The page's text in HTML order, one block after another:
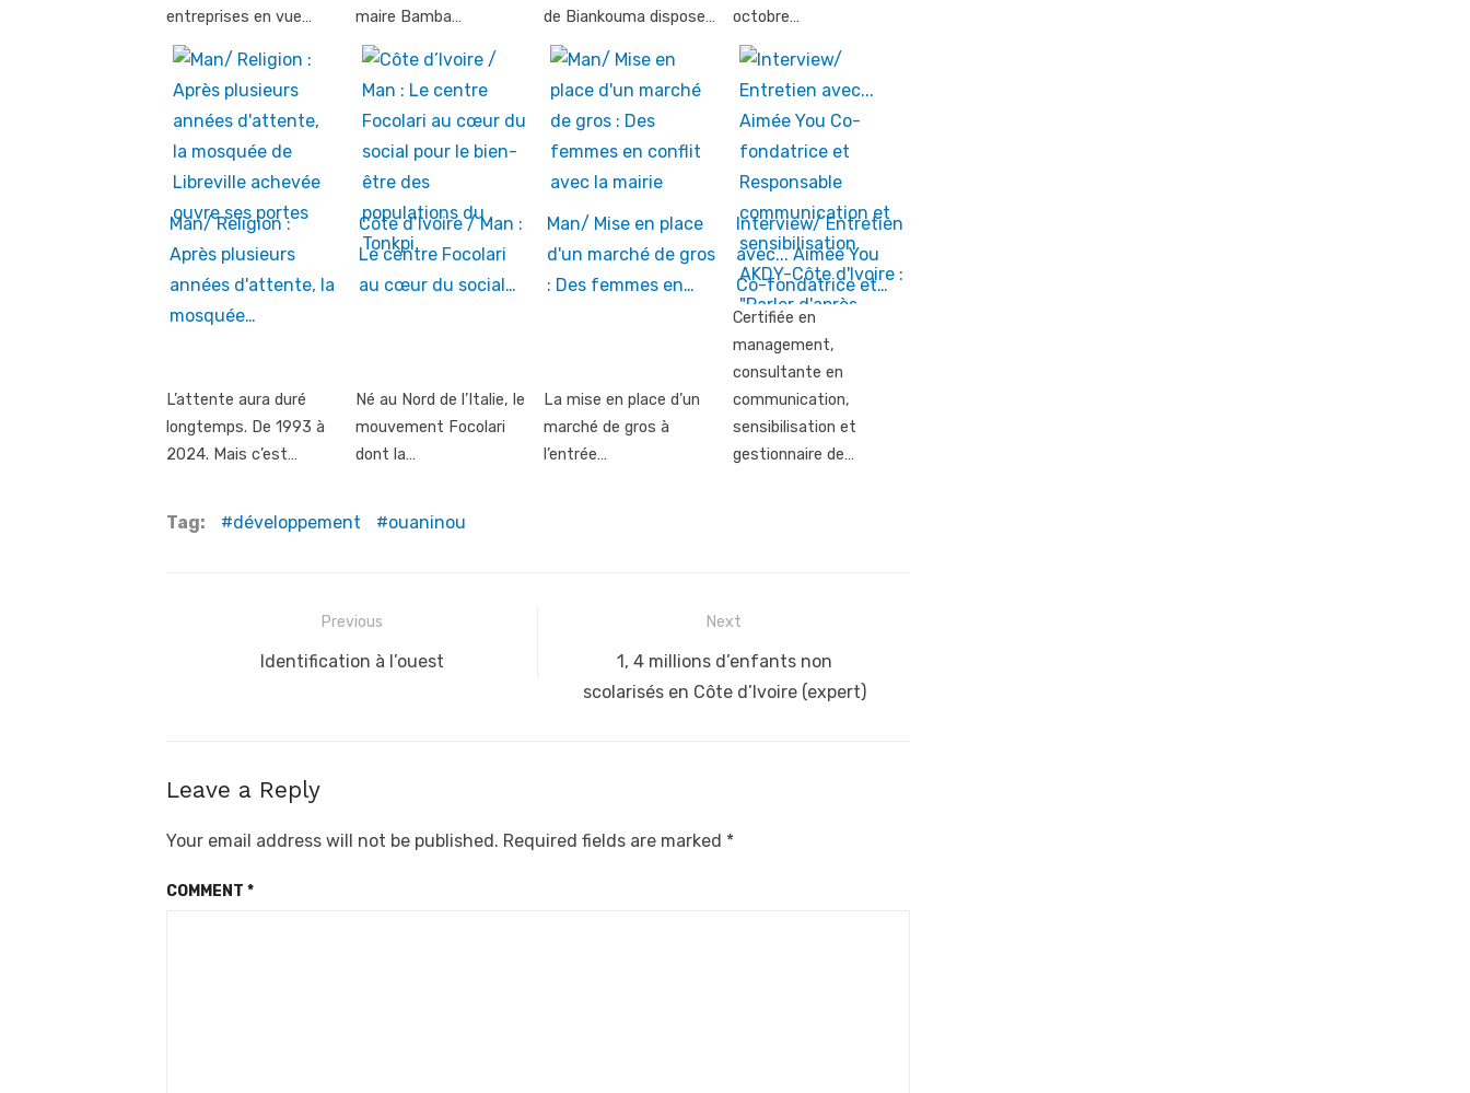
entreprises en vue…
maire Bamba…
de Biankouma dispose…
octobre…
Man/ Religion :
Après plusieurs
années d'attente, la
mosquée…
L’attente aura duré
longtemps. De 1993 à
2024. Mais c’est…
Côte d’Ivoire / Man :
Le centre Focolari
au cœur du social…
Né au Nord de l’Italie, le
mouvement Focolari
dont la…
Man/ Mise en place
d'un marché de gros
: Des femmes en…
La mise en place d’un
marché de gros à
l’entrée…
Interview/ Entretien
avec... Aimée You
Co-fondatrice et…
Certifiée en
management,
consultante en
communication,
sensibilisation et
gestionnaire de…
Tag: développement ouaninou
navigation
Previous
Previous
Identification à l’ouest
Next
Next
post:
1, 4 millions d’enfants non
scolarisés en Côte d’Ivoire (expert)
Leave a Reply
Your email address will not be published. Required fields are marked *
COMMENT *